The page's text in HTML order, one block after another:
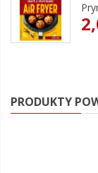
PRODUKTY